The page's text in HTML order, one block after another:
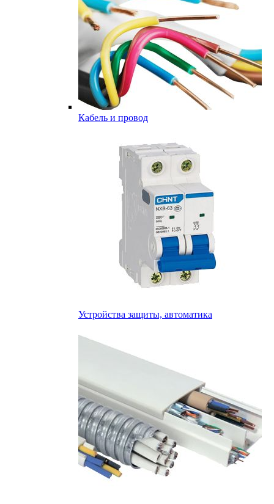
Кабель и провод
Устройства защиты, автоматика